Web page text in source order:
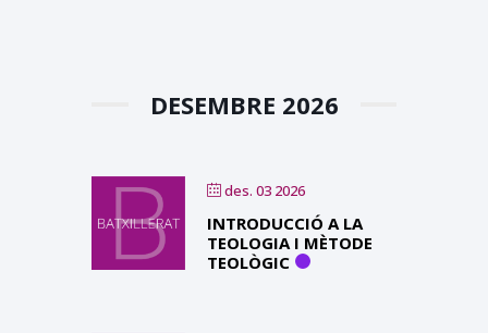
DESEMBRE 2026
des. 03 2026
INTRODUCCIÓ A LA
TEOLOGIA I MÈTODE
TEOLÒGIC